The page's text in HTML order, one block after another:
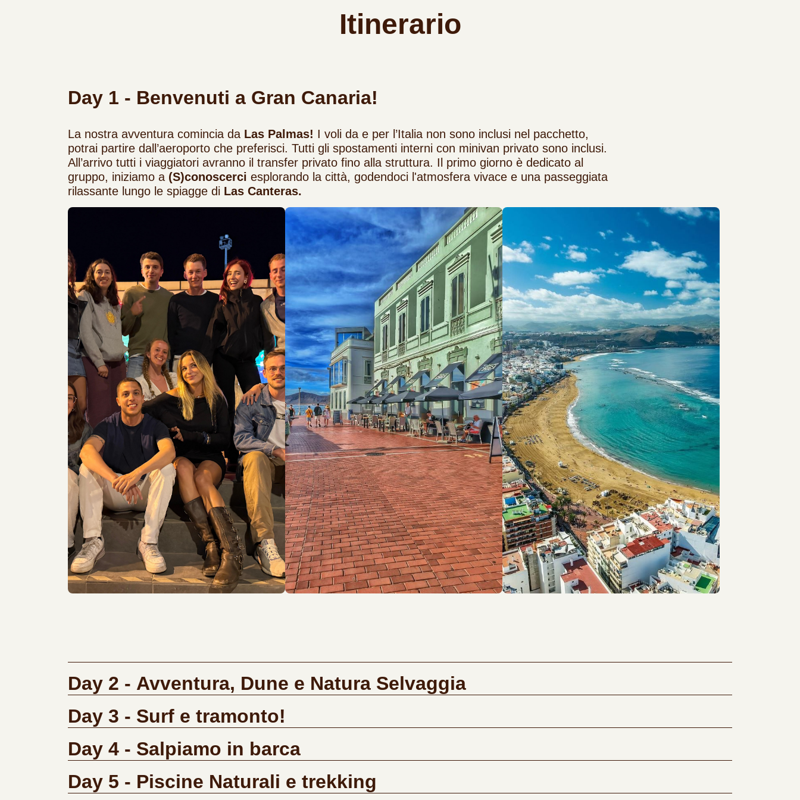
Itinerario
Day 1 - Benvenuti a Gran Canaria!
La nostra avventura comincia da Las Palmas! I voli da e per l’Italia non sono inclusi nel pacchetto,
potrai partire dall’aeroporto che preferisci. Tutti gli spostamenti interni con minivan privato sono inclusi.
All’arrivo tutti i viaggiatori avranno il transfer privato fino alla struttura. Il primo giorno è dedicato al
gruppo, iniziamo a (S)conoscerci esplorando la città, godendoci l'atmosfera vivace e una passeggiata
rilassante lungo le spiagge di Las Canteras.
Day 2 - Avventura, Dune e Natura Selvaggia
Day 3 - Surf e tramonto!
Day 4 - Salpiamo in barca
Day 5 - Piscine Naturali e trekking